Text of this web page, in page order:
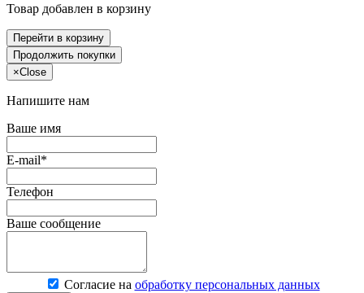
Товар добавлен в корзину
Перейти в корзину
Продолжить покупки
×Close
Напишите нам
Ваше имя
E-mail*
Телефон
Ваше сообщение
Согласие на обработку персональных данных